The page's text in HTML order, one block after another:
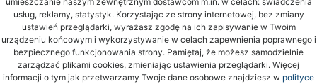
usług, reklamy, statystyk. Korzystając ze strony internetowej, bez zmiany
ustawień przeglądarki, wyrażasz zgodę na ich zapisywanie w Twoim
urządzeniu końcowym i wykorzystywanie w celach zapewnienia poprawnego i
bezpiecznego funkcjonowania strony. Pamiętaj, że możesz samodzielnie
zarządzać plikami cookies, zmieniając ustawienia przeglądarki. Więcej
informacji o tym jak przetwarzamy Twoje dane osobowe znajdziesz w polityce